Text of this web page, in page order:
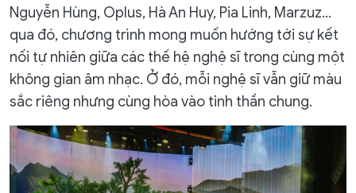
Nguyễn Hùng, Oplus, Hà An Huy, Pia Linh, Marzuz…
qua đó, chương trình mong muốn hướng tới sự kết
nối tự nhiên giữa các thế hệ nghệ sĩ trong cùng một
không gian âm nhạc. Ở đó, mỗi nghệ sĩ vẫn giữ màu
sắc riêng nhưng cùng hòa vào tinh thần chung.